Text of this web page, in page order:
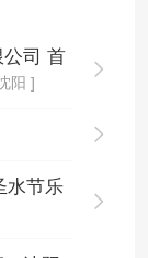
公司 首
阳 ]
水节乐